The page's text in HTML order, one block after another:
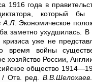
1916 года в
который
А.Л. Экономическое
заметно ухудшилась.
кризиса уже не
время войны
хозяйство России,
общество
/ Отв. ред.В.В.Шелохаев